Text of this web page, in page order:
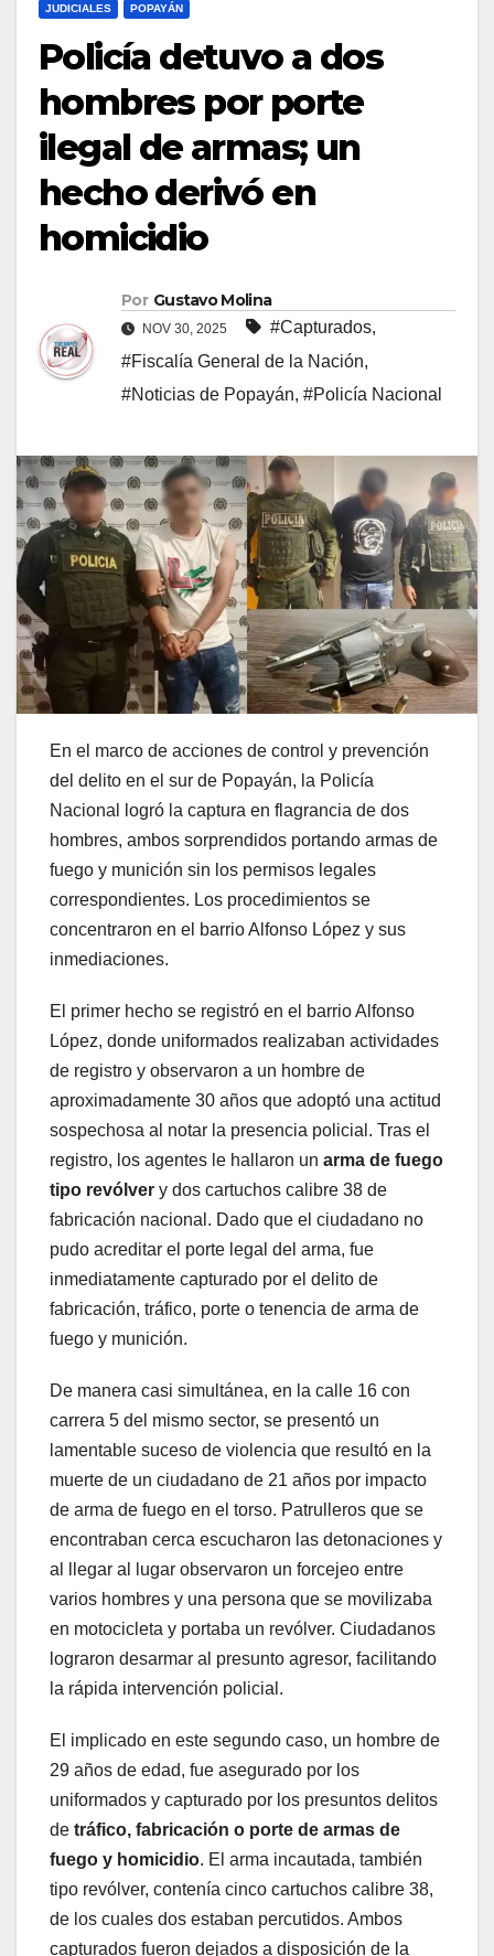
JUDICIALES POPAYÁN
Policía detuvo a dos
hombres por porte
ilegal de armas; un
hecho derivó en
homicidio
Por Gustavo Molina
NOV 30, 2025 #Capturados,
#Fiscalía General de la Nación,
#Noticias de Popayán, #Policía Nacional
En el marco de acciones de control y prevención
del delito en el sur de Popayán, la Policía
Nacional logró la captura en flagrancia de dos
hombres, ambos sorprendidos portando armas de
fuego y munición sin los permisos legales
correspondientes. Los procedimientos se
concentraron en el barrio Alfonso López y sus
inmediaciones.
El primer hecho se registró en el barrio Alfonso
López, donde uniformados realizaban actividades
de registro y observaron a un hombre de
aproximadamente 30 años que adoptó una actitud
sospechosa al notar la presencia policial. Tras el
registro, los agentes le hallaron un arma de fuego
tipo revólver y dos cartuchos calibre 38 de
fabricación nacional. Dado que el ciudadano no
pudo acreditar el porte legal del arma, fue
inmediatamente capturado por el delito de
fabricación, tráfico, porte o tenencia de arma de
fuego y munición.
De manera casi simultánea, en la calle 16 con
carrera 5 del mismo sector, se presentó un
lamentable suceso de violencia que resultó en la
muerte de un ciudadano de 21 años por impacto
de arma de fuego en el torso. Patrulleros que se
encontraban cerca escucharon las detonaciones y
al llegar al lugar observaron un forcejeo entre
varios hombres y una persona que se movilizaba
en motocicleta y portaba un revólver. Ciudadanos
lograron desarmar al presunto agresor, facilitando
la rápida intervención policial.
El implicado en este segundo caso, un hombre de
29 años de edad, fue asegurado por los
uniformados y capturado por los presuntos delitos
de tráfico, fabricación o porte de armas de
fuego y homicidio. El arma incautada, también
tipo revólver, contenía cinco cartuchos calibre 38,
de los cuales dos estaban percutidos. Ambos
capturados fueron dejados a disposición de la